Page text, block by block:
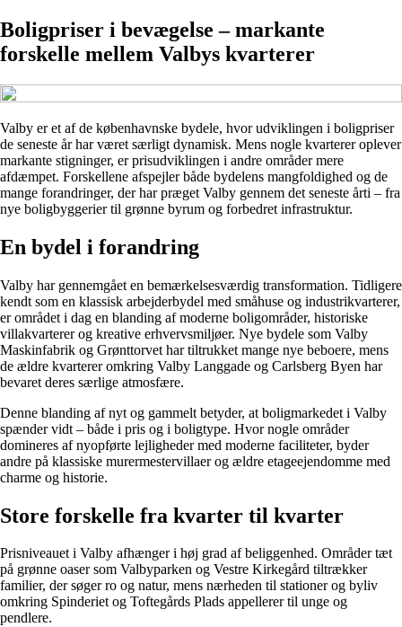
Boligpriser i bevægelse – markante
forskelle mellem Valbys kvarterer
Valby er et af de københavnske bydele, hvor udviklingen i boligpriser
de seneste år har været særligt dynamisk. Mens nogle kvarterer oplever
markante stigninger, er prisudviklingen i andre områder mere
afdæmpet. Forskellene afspejler både bydelens mangfoldighed og de
mange forandringer, der har præget Valby gennem det seneste årti – fra
nye boligbyggerier til grønne byrum og forbedret infrastruktur.
En bydel i forandring
Valby har gennemgået en bemærkelsesværdig transformation. Tidligere
kendt som en klassisk arbejderbydel med småhuse og industrikvarterer,
er området i dag en blanding af moderne boligområder, historiske
villakvarterer og kreative erhvervsmiljøer. Nye bydele som Valby
Maskinfabrik og Grønttorvet har tiltrukket mange nye beboere, mens
de ældre kvarterer omkring Valby Langgade og Carlsberg Byen har
bevaret deres særlige atmosfære.
Denne blanding af nyt og gammelt betyder, at boligmarkedet i Valby
spænder vidt – både i pris og i boligtype. Hvor nogle områder
domineres af nyopførte lejligheder med moderne faciliteter, byder
andre på klassiske murermestervillaer og ældre etageejendomme med
charme og historie.
Store forskelle fra kvarter til kvarter
Prisniveauet i Valby afhænger i høj grad af beliggenhed. Områder tæt
på grønne oaser som Valbyparken og Vestre Kirkegård tiltrækker
familier, der søger ro og natur, mens nærheden til stationer og byliv
omkring Spinderiet og Toftegårds Plads appellerer til unge og
pendlere.